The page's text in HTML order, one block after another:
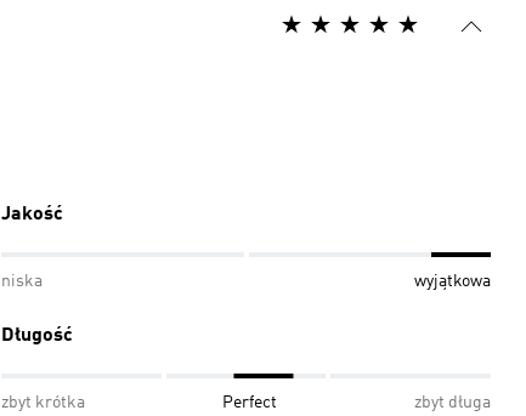
Jakość
niska wyjątkowa
Długość
zbyt krótka Perfect zbyt długa